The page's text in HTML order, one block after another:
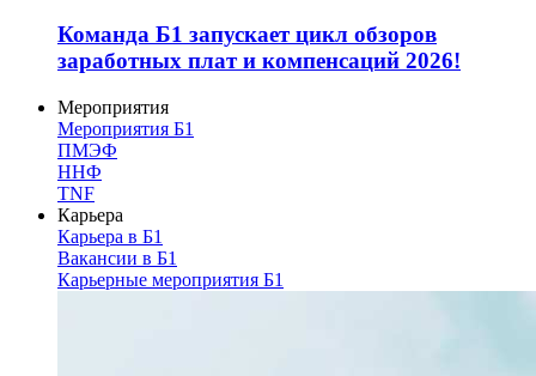
Команда Б1 запускает цикл обзоров
заработных плат и компенсаций 2026!
Мероприятия
Мероприятия Б1
ПМЭФ
ННФ
TNF
Карьера
Карьера в Б1
Вакансии в Б1
Карьерные мероприятия Б1